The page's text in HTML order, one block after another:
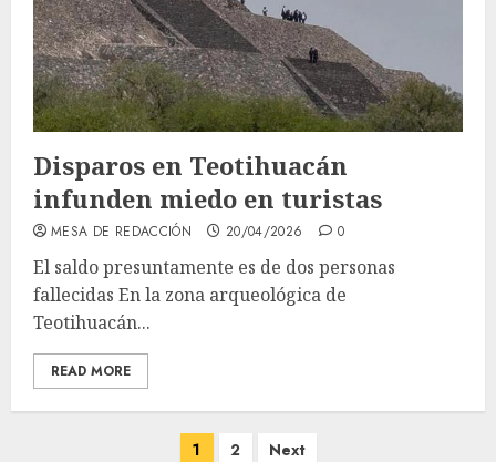
Disparos en Teotihuacán
infunden miedo en turistas
MESA DE REDACCIÓN 20/04/2026 0
El saldo presuntamente es de dos personas
fallecidas En la zona arqueológica de
Teotihuacán...
READ MORE
1 2 Next